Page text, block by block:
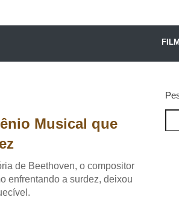
Musical que
de Beethoven, o compositor
enfrentando a surdez, deixou